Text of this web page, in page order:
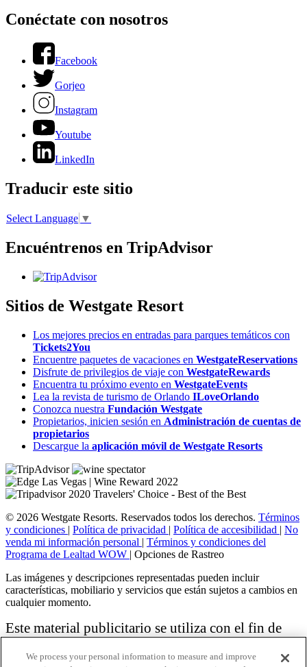
Conéctate con nosotros
Facebook
Gorjeo
Instagram
Youtube
LinkedIn
Traducir este sitio
Select Language ▼
Encuéntrenos en TripAdvisor
Sitios de Westgate Resort
Los mejores precios en entradas para parques temáticos con
Tickets2You
Encuentre paquetes de vacaciones en WestgateReservations
Disfrute de privilegios de viaje con WestgateRewards
Encuentra tu próximo evento en WestgateEvents
Lea la revista de turismo de Orlando ILoveOrlando
Conozca nuestra Fundación Westgate
Propietarios, inicien sesión en Administración de cuentas de
propietarios
Descargue la aplicación móvil de Westgate Resorts
© 2026 Westgate Resorts. Reservados todos los derechos. Términos
y condiciones | Política de privacidad | Política de accesibilidad | No
venda mi información personal | Términos y condiciones del
Programa de Lealtad WOW | Opciones de Rastreo
Las imágenes y descripciones representadas pueden incluir
características, mobiliario y servicios que están sujetos a cambios en
cualquier momento.
Este material publicitario se utiliza con el fin de
vacacional.
We process your personal information to measure and improve